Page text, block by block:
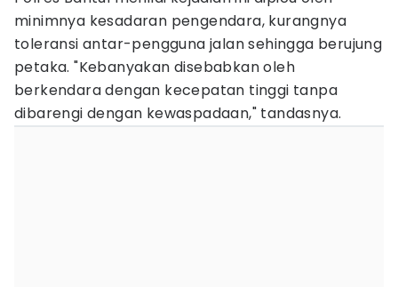
minimnya kesadaran pengendara, kurangnya
toleransi antar-pengguna jalan sehingga berujung
petaka. "Kebanyakan disebabkan oleh
berkendara dengan kecepatan tinggi tanpa
dibarengi dengan kewaspadaan," tandasnya.